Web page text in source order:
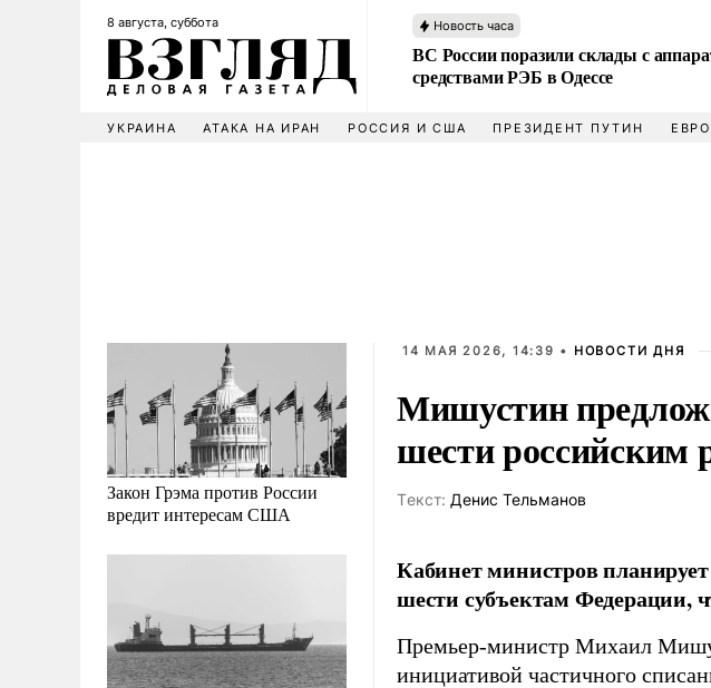
8 августа, суббота Новость часа
ВС России поразили склады с
средствами РЭБ в Одессе
УКРАИНА АТАКА НА ИРАН РОССИЯ И США ПРЕЗИДЕНТ ПУТИН
Закон Грэма против России
вредит интересам США
14 МАЯ 2026, 14:39 • НОВОСТИ ДНЯ
Мишустин
шести российским
Tекст: Денис Тельманов
Кабинет министров
шести субъектам Федерации,
Премьер-министр Михаил
инициативой частичного